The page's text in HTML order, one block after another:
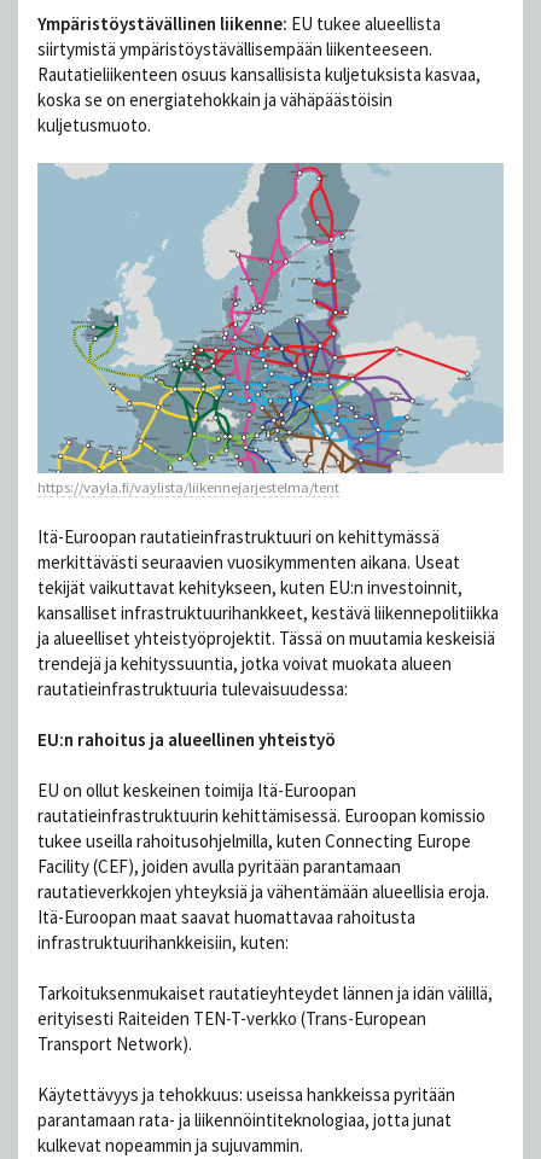
Ympäristöystävällinen liikenne: EU tukee alueellista
siirtymistä ympäristöystävällisempään liikenteeseen.
Rautatieliikenteen osuus kansallisista kuljetuksista kasvaa,
koska se on energiatehokkain ja vähäpäästöisin
kuljetusmuoto.
https://vayla.fi/vaylista/liikennejarjestelma/tent
Itä-Euroopan rautatieinfrastruktuuri on kehittymässä
merkittävästi seuraavien vuosikymmenten aikana. Useat
tekijät vaikuttavat kehitykseen, kuten EU:n investoinnit,
kansalliset infrastruktuurihankkeet, kestävä liikennepolitiikka
ja alueelliset yhteistyöprojektit. Tässä on muutamia keskeisiä
trendejä ja kehityssuuntia, jotka voivat muokata alueen
rautatieinfrastruktuuria tulevaisuudessa:
EU:n rahoitus ja alueellinen yhteistyö
EU on ollut keskeinen toimija Itä-Euroopan
rautatieinfrastruktuurin kehittämisessä. Euroopan komissio
tukee useilla rahoitusohjelmilla, kuten Connecting Europe
Facility (CEF), joiden avulla pyritään parantamaan
rautatieverkkojen yhteyksiä ja vähentämään alueellisia eroja.
Itä-Euroopan maat saavat huomattavaa rahoitusta
infrastruktuurihankkeisiin, kuten:
Tarkoituksenmukaiset rautatieyhteydet lännen ja idän välillä,
erityisesti Raiteiden TEN-T-verkko (Trans-European
Transport Network).
Käytettävyys ja tehokkuus: useissa hankkeissa pyritään
parantamaan rata- ja liikennöintiteknologiaa, jotta junat
kulkevat nopeammin ja sujuvammin.